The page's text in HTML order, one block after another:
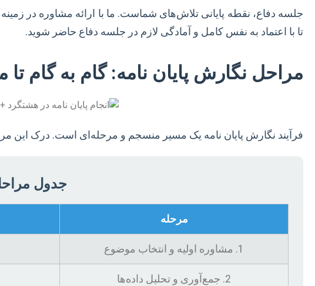
جلسه دفاع، نقطه پایانی تلاش‌های شماست. ما با ارائه مشاوره در
تا با اعتماد به نفس کامل و آمادگی لازم در جلسه دفاع حاضر شوید.
مراحل نگارش پایان نامه: گام به گام تا
فرآیند نگارش پایان نامه یک مسیر منسجم و مرحله‌ای است. درک این
جدول
مرحله
1. مشاوره اولیه و انتخاب موضوع
2. جمع‌آوری و تحلیل داده‌ها